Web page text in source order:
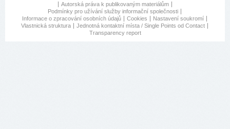
Autorská práva k publikovaným materiálům
Podmínky pro užívání služby informační společnosti
Informace o zpracování osobních údajů
Cookies
Nastavení soukromí
Vlastnická struktura
Jednotná kontaktní místa / Single Points od Contact
Transparency report